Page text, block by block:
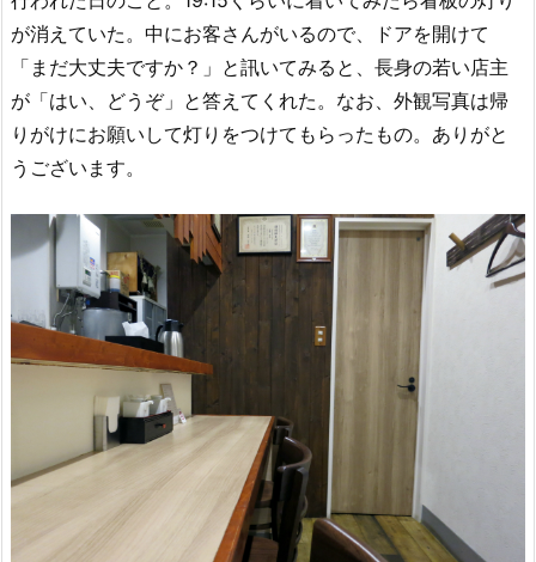
が消えていた。中にお客さんがいるので、ドアを開けて
「まだ大丈夫ですか？」と訊いてみると、長身の若い店主
が「はい、どうぞ」と答えてくれた。なお、外観写真は帰
りがけにお願いして灯りをつけてもらったもの。ありがと
うございます。